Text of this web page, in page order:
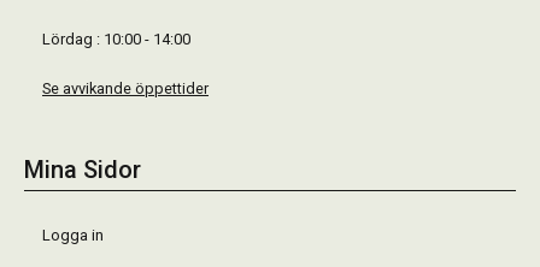
Lördag : 10:00 - 14:00
Se avvikande öppettider
Mina Sidor
Logga in